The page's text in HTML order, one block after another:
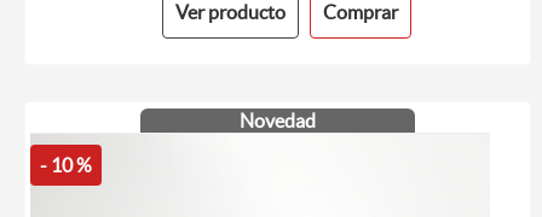
Ver producto Comprar
Novedad
- 10 %